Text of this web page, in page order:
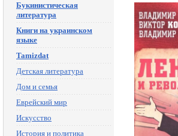
Букинистическая
литература
Книги на украинском
языке
Tamizdat
Детская литература
Дом и семья
Еврейский мир
Искусство
История и политика